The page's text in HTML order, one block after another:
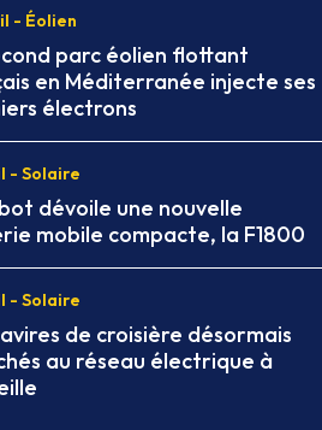
- Éolien
parc éolien flottant
en Méditerranée injecte ses
électrons
- Solaire
dévoile une nouvelle
mobile compacte, la F1800
- Solaire
de croisière désormais
au réseau électrique à